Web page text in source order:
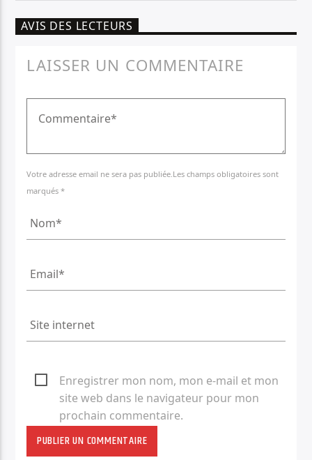
AVIS DES LECTEURS
LAISSER UN COMMENTAIRE
Votre adresse email ne sera pas publiée.Les champs obligatoires sont
marqués *
Enregistrer mon nom, mon e-mail et mon
site web dans le navigateur pour mon
prochain commentaire.